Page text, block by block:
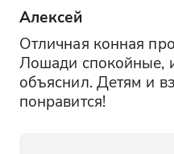
Алексей
Отличная конная
Лошади спокойные,
объяснил. Детям и
понравится!